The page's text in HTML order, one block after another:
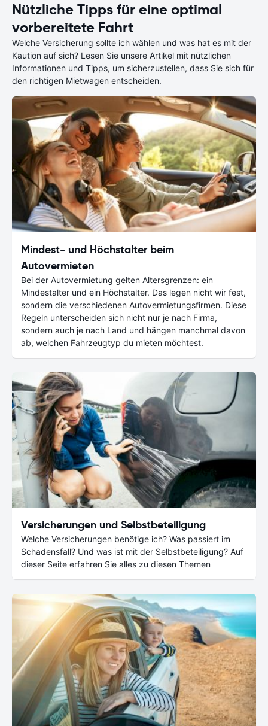
Nützliche Tipps für eine optimal
vorbereitete Fahrt
Welche Versicherung sollte ich wählen und was hat es mit der
Kaution auf sich? Lesen Sie unsere Artikel mit nützlichen
Informationen und Tipps, um sicherzustellen, dass Sie sich für
den richtigen Mietwagen entscheiden.
Mindest- und Höchstalter beim
Autovermieten
Bei der Autovermietung gelten Altersgrenzen: ein
Mindestalter und ein Höchstalter. Das legen nicht wir fest,
sondern die verschiedenen Autovermietungsfirmen. Diese
Regeln unterscheiden sich nicht nur je nach Firma,
sondern auch je nach Land und hängen manchmal davon
ab, welchen Fahrzeugtyp du mieten möchtest.
Versicherungen und Selbstbeteiligung
Welche Versicherungen benötige ich? Was passiert im
Schadensfall? Und was ist mit der Selbstbeteiligung? Auf
dieser Seite erfahren Sie alles zu diesen Themen